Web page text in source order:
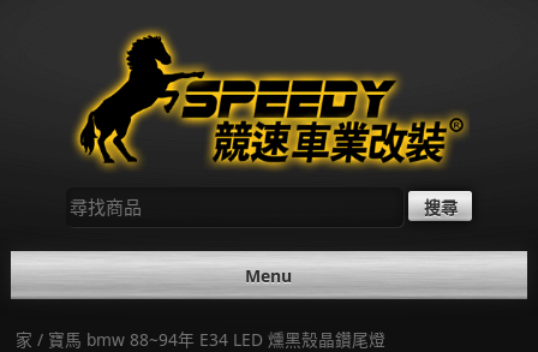
尋
找：
Menu
家 / 寶馬 bmw 88~94年 E34 LED 燻黑殼晶鑽尾燈